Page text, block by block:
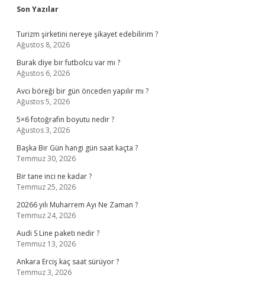
Sidebar
Son Yazılar
Turizm şirketini nereye şikayet edebilirim ?
Ağustos 8, 2026
Burak diye bir futbolcu var mı ?
Ağustos 6, 2026
Avcı böreği bir gün önceden yapılır mı ?
Ağustos 5, 2026
5×6 fotoğrafın boyutu nedir ?
Ağustos 3, 2026
Başka Bir Gün hangi gün saat kaçta ?
Temmuz 30, 2026
Bir tane inci ne kadar ?
Temmuz 25, 2026
20266 yılı Muharrem Ayı Ne Zaman ?
Temmuz 24, 2026
Audi S Line paketi nedir ?
Temmuz 13, 2026
Ankara Erciş kaç saat sürüyor ?
Temmuz 3, 2026